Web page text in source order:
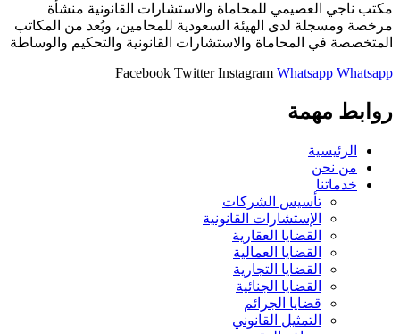
مكتب ناجي العصيمي للمحاماة والاستشارات القانونية منشأة
مرخصة ومسجلة لدى الهيئة السعودية للمحامين، ويُعد من المكاتب
المتخصصة في المحاماة والاستشارات القانونية والتحكيم والوساطة
Facebook Twitter Instagram Whatsapp Whatsapp
روابط مهمة
الرئيسية
من نحن
خدماتنا
تأسيس الشركات
الإستشارات القانونية
القضايا العقارية
القضايا العمالية
القضايا التجارية
القضايا الجنائية
قضايا الجرائم
التمثيل القانوني